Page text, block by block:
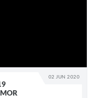
02 JUN 2020